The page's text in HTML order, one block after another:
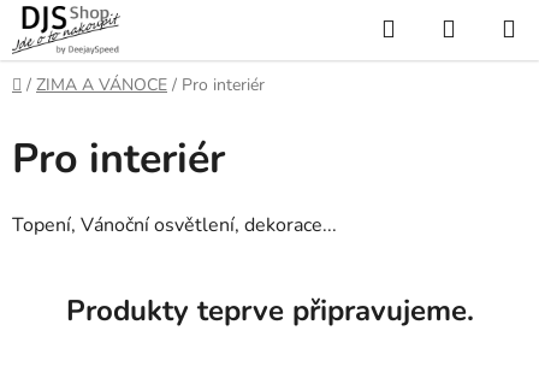
Přejít
na
obsah
Hledat
KOŠÍK
Domů
/ ZIMA A VÁNOCE / Pro interiér
Pro interiér
Topení, Vánoční osvětlení, dekorace...
Produkty teprve připravujeme.